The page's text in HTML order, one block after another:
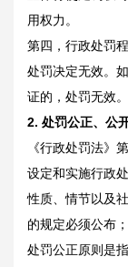
用权力。
第四，行政处罚
处罚决定无效。
证的，处罚无效。
2. 处罚公正、公
《行政处罚法》
设定和实施行政
性质、情节以及
的规定必须公布
处罚公正原则是